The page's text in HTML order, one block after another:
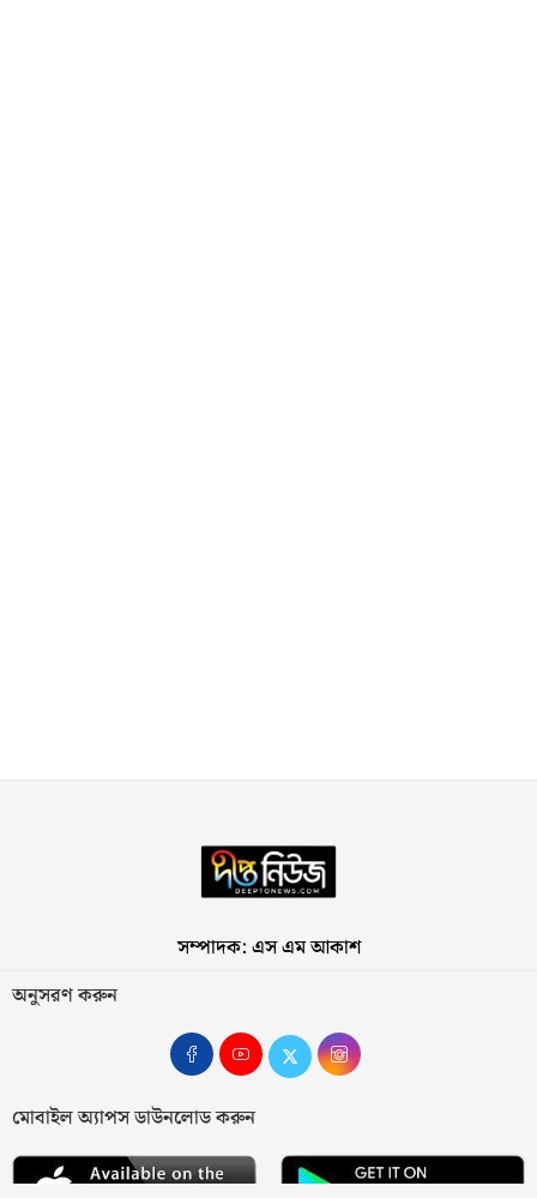
সম্পাদক: এস এম আকাশ
অনুসরণ করুন
মোবাইল অ্যাপস ডাউনলোড করুন